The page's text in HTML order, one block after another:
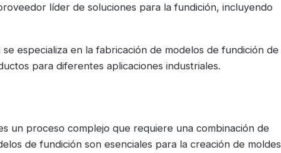
líder de soluciones para la fundición, incluyendo
especializa en la fabricación de modelos de fundición de
para diferentes aplicaciones industriales.
un proceso complejo que requiere una combinación de
de fundición son esenciales para la creación de moldes